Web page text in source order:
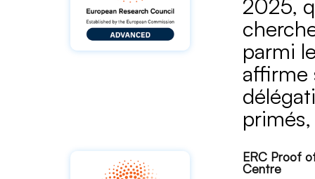
2025,
parmi
affirme
ERC Proof
Centre